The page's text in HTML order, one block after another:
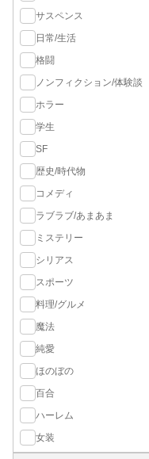
サスペンス
日常/生活
格闘
ノンフィクション/体験談
ホラー
学生
SF
歴史/時代物
コメディ
ラブラブ/あまあま
ミステリー
シリアス
スポーツ
料理/グルメ
魔法
純愛
ほのぼの
百合
ハーレム
女装